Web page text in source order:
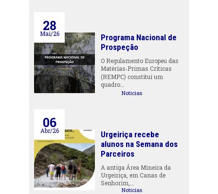
28
Mai/26
Programa Nacional de
Prospeção
O Regulamento Europeu das
Matérias‑Primas Críticas
(REMPC) constitui um
quadro…
Notícias
06
Abr/26
Urgeiriça recebe
alunos na Semana dos
Parceiros
A antiga Área Mineira da
Urgeiriça, em Canas de
Senhorim,…
Notícias